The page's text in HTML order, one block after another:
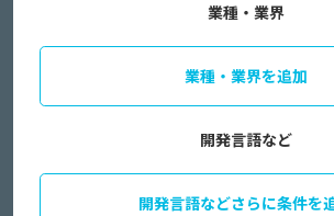
業種・業界
業種・業界を追加
開発言語など
開発言語などさらに条件を